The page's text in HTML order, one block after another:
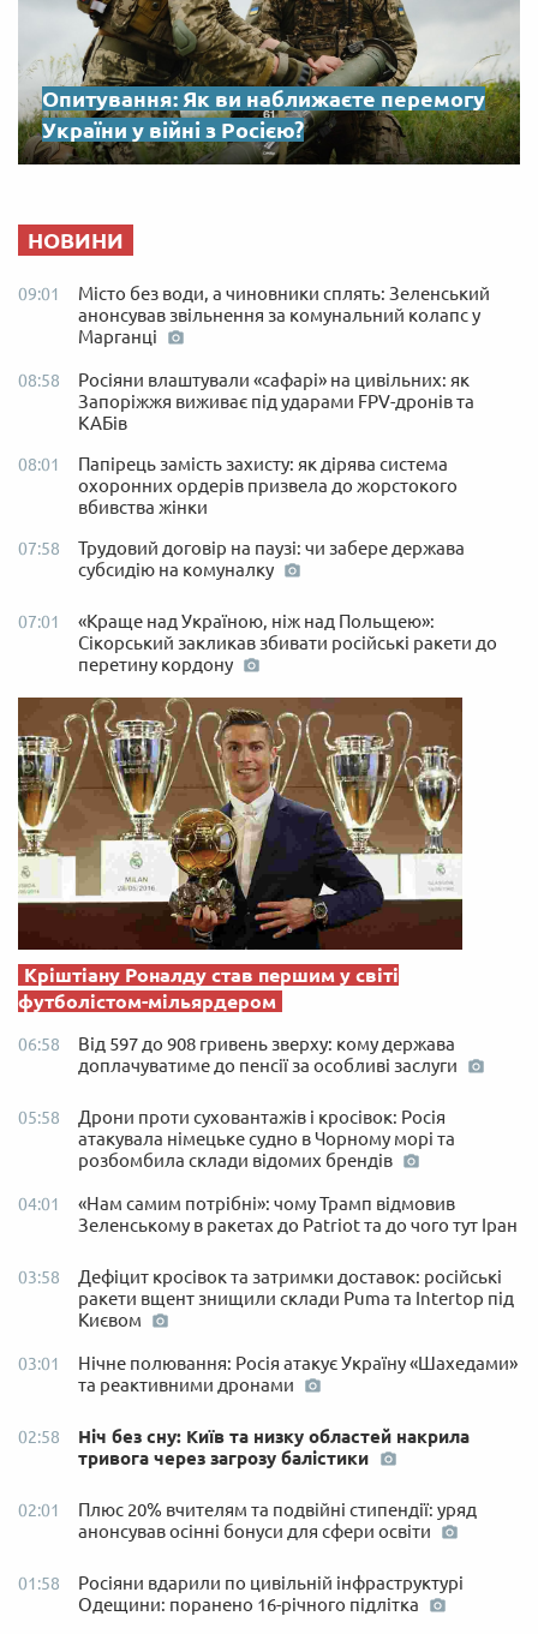
Опитування: Як ви наближаєте перемогу
України у війні з Росією?
НОВИНИ
09:01
Місто без води, а чиновники сплять: Зеленський
анонсував звільнення за комунальний колапс у
Марганці
08:58
Росіяни влаштували «сафарі» на цивільних: як
Запоріжжя виживає під ударами FPV-дронів та
КАБів
08:01
Папірець замість захисту: як дірява система
охоронних ордерів призвела до жорстокого
вбивства жінки
07:58
Трудовий договір на паузі: чи забере держава
субсидію на комуналку
07:01
«Краще над Україною, ніж над Польщею»:
Сікорський закликав збивати російські ракети до
перетину кордону
Кріштіану Роналду став першим у світі
футболістом-мільярдером
06:58
Від 597 до 908 гривень зверху: кому держава
доплачуватиме до пенсії за особливі заслуги
05:58
Дрони проти суховантажів і кросівок: Росія
атакувала німецьке судно в Чорному морі та
розбомбила склади відомих брендів
04:01
«Нам самим потрібні»: чому Трамп відмовив
Зеленському в ракетах до Patriot та до чого тут Іран
03:58
Дефіцит кросівок та затримки доставок: російські
ракети вщент знищили склади Puma та Intertop під
Києвом
03:01
Нічне полювання: Росія атакує Україну «Шахедами»
та реактивними дронами
02:58
Ніч без сну: Київ та низку областей накрила
тривога через загрозу балістики
02:01
Плюс 20% вчителям та подвійні стипендії: уряд
анонсував осінні бонуси для сфери освіти
01:58
Росіяни вдарили по цивільній інфраструктурі
Одещини: поранено 16-річного підлітка